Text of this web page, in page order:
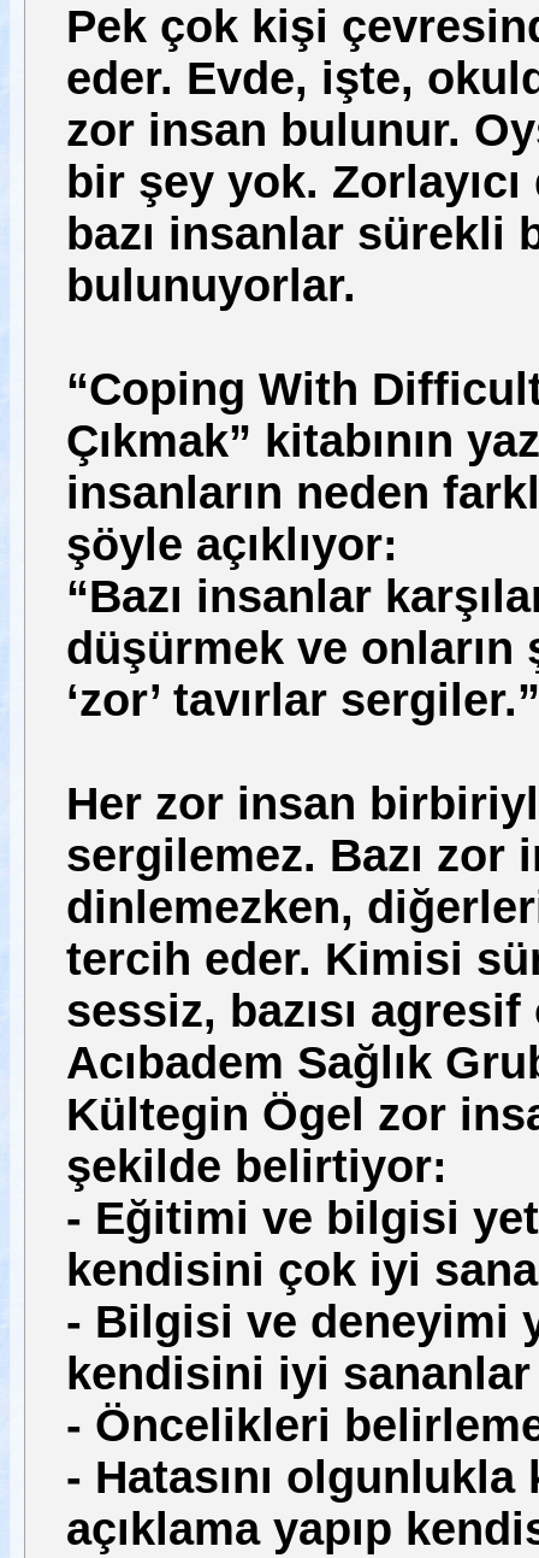
Pek çok kişi
eder. Evde, işte,
zor insan bulunur.
bir şey yok.
bazı insanlar sürekli
bulunuyorlar.
“Coping With
Çıkmak” kitabının
insanların neden
şöyle açıklıyor:
“Bazı insanlar
düşürmek ve
‘zor’ tavırlar sergiler.”
Her zor insan
sergilemez. Bazı
dinlemezken,
tercih eder. Kimisi
sessiz, bazısı
Acıbadem Sağlık
Kültegin Ögel zor
şekilde belirtiyor:
- Eğitimi ve bilgisi
kendisini çok iyi
- Bilgisi ve deneyimi
kendisini iyi sananlar
- Öncelikleri
- Hatasını
açıklama yapıp